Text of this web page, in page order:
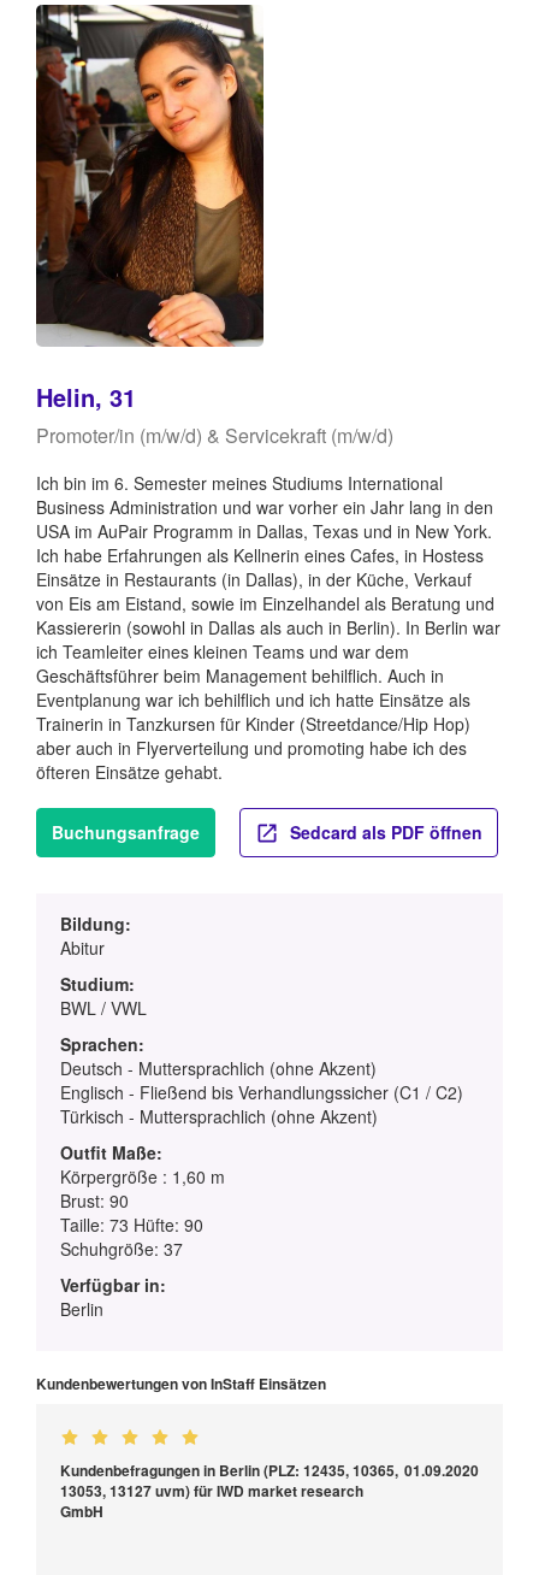
Helin, 31
Promoter/in (m/w/d) & Servicekraft (m/w/d)
Ich bin im 6. Semester meines Studiums International
Business Administration und war vorher ein Jahr lang in den
USA im AuPair Programm in Dallas, Texas und in New York.
Ich habe Erfahrungen als Kellnerin eines Cafes, in Hostess
Einsätze in Restaurants (in Dallas), in der Küche, Verkauf
von Eis am Eistand, sowie im Einzelhandel als Beratung und
Kassiererin (sowohl in Dallas als auch in Berlin). In Berlin war
ich Teamleiter eines kleinen Teams und war dem
Geschäftsführer beim Management behilflich. Auch in
Eventplanung war ich behilflich und ich hatte Einsätze als
Trainerin in Tanzkursen für Kinder (Streetdance/Hip Hop)
aber auch in Flyerverteilung und promoting habe ich des
öfteren Einsätze gehabt.
Buchungsanfrage Sedcard als PDF öffnen
Bildung:
Abitur
Studium:
BWL / VWL
Sprachen:
Deutsch - Muttersprachlich (ohne Akzent)
Englisch - Fließend bis Verhandlungssicher (C1 / C2)
Türkisch - Muttersprachlich (ohne Akzent)
Outfit Maße:
Körpergröße : 1,60 m
Brust: 90
Taille: 73 Hüfte: 90
Schuhgröße: 37
Verfügbar in:
Berlin
Kundenbewertungen von InStaff Einsätzen
Kundenbefragungen in Berlin (PLZ: 12435, 10365,
13053, 13127 uvm) für IWD market research
GmbH
01.09.2020